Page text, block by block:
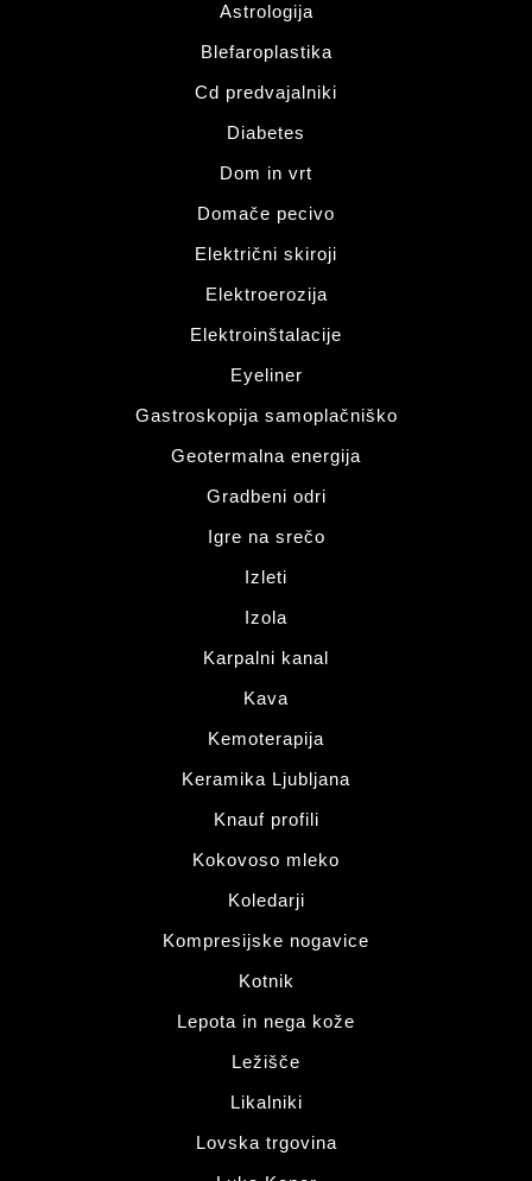
Astrologija
Blefaroplastika
Cd predvajalniki
Diabetes
Dom in vrt
Domače pecivo
Električni skiroji
Elektroerozija
Elektroinštalacije
Eyeliner
Gastroskopija samoplačniško
Geotermalna energija
Gradbeni odri
Igre na srečo
Izleti
Izola
Karpalni kanal
Kava
Kemoterapija
Keramika Ljubljana
Knauf profili
Kokovoso mleko
Koledarji
Kompresijske nogavice
Kotnik
Lepota in nega kože
Ležišče
Likalniki
Lovska trgovina